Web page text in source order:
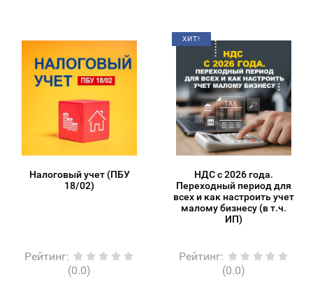
Налоговый учет (ПБУ
18/02)
Рейтинг:
(0.0)
ХИТ!
НДС с 2026 года.
Переходный период для
всех и как настроить учет
малому бизнесу (в т.ч.
ИП)
Рейтинг:
(0.0)